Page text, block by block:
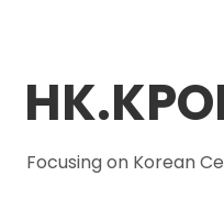
Focusing on Korean